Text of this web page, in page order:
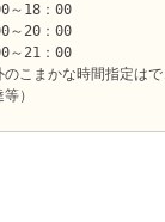
～18：00
～20：00
～21：00
のこまかな時間指定は
）